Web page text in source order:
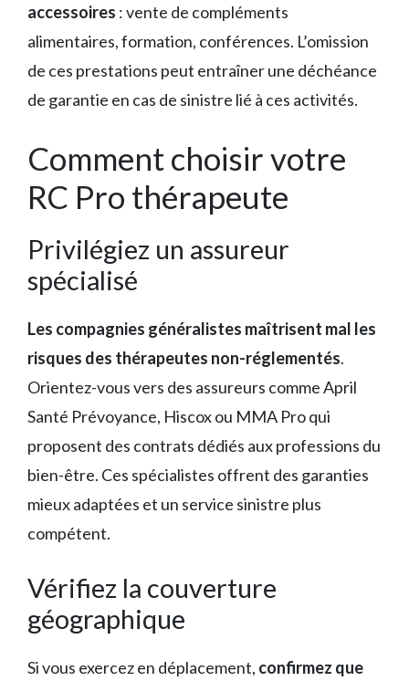
accessoires : vente de compléments
alimentaires, formation, conférences. L’omission
de ces prestations peut entraîner une déchéance
de garantie en cas de sinistre lié à ces activités.
Comment choisir votre
RC Pro thérapeute
Privilégiez un assureur
spécialisé
Les compagnies généralistes maîtrisent mal les
risques des thérapeutes non-réglementés.
Orientez-vous vers des assureurs comme April
Santé Prévoyance, Hiscox ou MMA Pro qui
proposent des contrats dédiés aux professions du
bien-être. Ces spécialistes offrent des garanties
mieux adaptées et un service sinistre plus
compétent.
Vérifiez la couverture
géographique
Si vous exercez en déplacement, confirmez que